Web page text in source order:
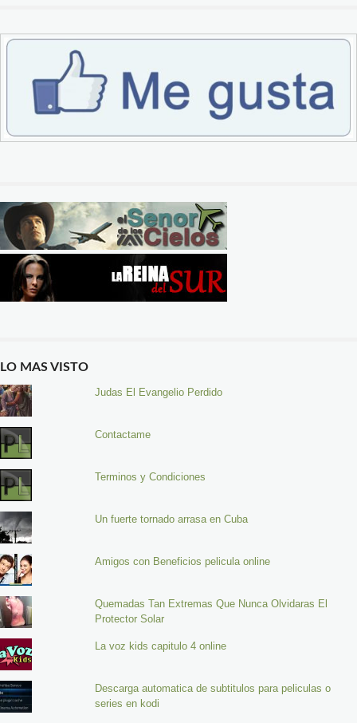
LO MAS VISTO
Judas El Evangelio Perdido
Contactame
Terminos y Condiciones
Un fuerte tornado arrasa en Cuba
Amigos con Beneficios pelicula online
Quemadas Tan Extremas Que Nunca Olvidaras El
Protector Solar
La voz kids capitulo 4 online
Descarga automatica de subtitulos para peliculas o
series en kodi